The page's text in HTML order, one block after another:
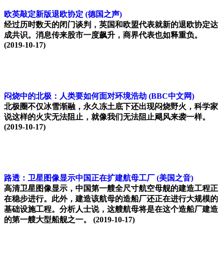
欧英敲定新版退欧协定 (德国之声)
经过历时数天的闭门谈判，英国和欧盟代表就新的退欧协定达
成共识。消息传来股市一度飙升，商界代表也如释重负。
(2019-10-17)
闷烧中的北极：人类要如何面对环境浩劫 (BBC中文网)
北极圈不仅冰雪渐融，永久冻土底下还出现闷烧野火，科学家
说这样的火灾无法阻止，就像我们无法阻止飓风来袭一样。
(2019-10-17)
路透：卫星图像显示中国正在扩建航母工厂 (美国之音)
高清卫星图像显示，中国第一艘全尺寸航空母舰的建造工程正
在稳步进行。此外，建造该航母的造船厂还正在进行大规模的
基础设施工程。分析人士说，这艘航母将是在这个造船厂建造
的第一艘大型船舰之一。 (2019-10-17)